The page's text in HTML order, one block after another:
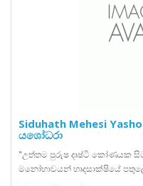
Siduhath Mehesi
යශෝධරා
"උත්තම පුරුෂ දෘෂ්ටි කෝණයක සිට
මනෝභාවයන් හෘදසාක්ෂියේ